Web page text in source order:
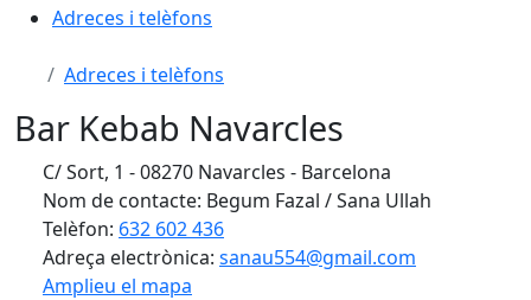
Adreces i telèfons
Adreces i telèfons
Bar Kebab Navarcles
C/ Sort, 1 - 08270 Navarcles - Barcelona
Nom de contacte: Begum Fazal / Sana Ullah
Telèfon: 632 602 436
Adreça electrònica: sanau554@gmail.com
Amplieu el mapa